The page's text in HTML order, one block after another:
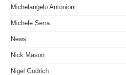
Michelangelo Antonioni
Michele Serra
News
Nick Mason
Nigel Godrich